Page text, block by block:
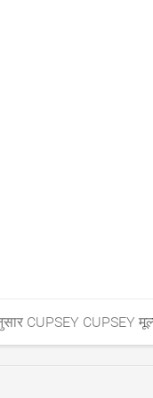
CUPSEY CUPSEY मूल्य